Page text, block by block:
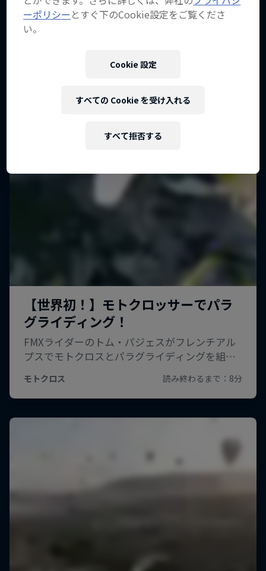
ーポリシー とすぐ下のCookie設定をご覧くださ
い。
Cookie 設定
すべて拒否する
すべての Cookie を受け入れる